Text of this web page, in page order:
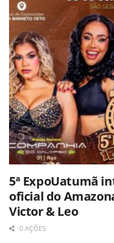
5ª ExpoUatumã
oficial do
Victor & Leo
0 AÇÕES